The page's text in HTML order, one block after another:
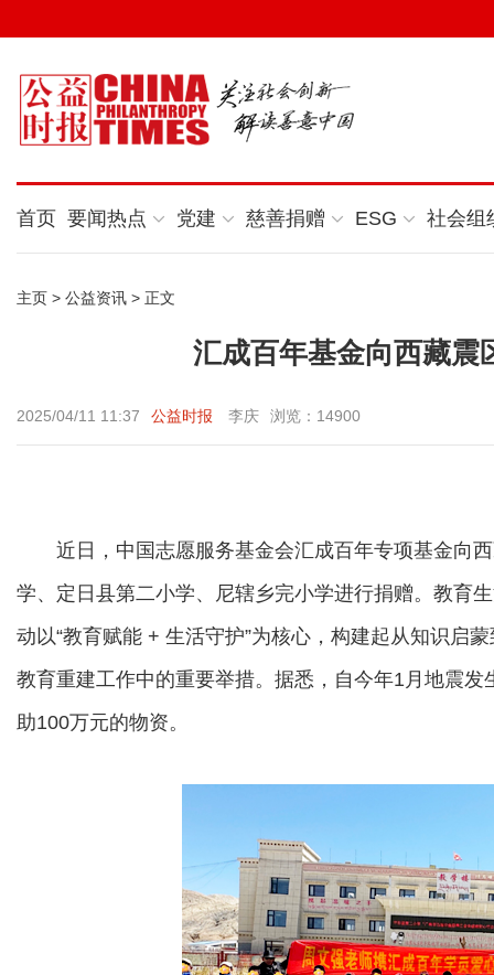
首页 要闻热点 党建 慈善捐赠 ESG 社会组
主页 > 公益资讯 > 正文
汇成百年基金向西藏震
2025/04/11 11:37 公益时报 李庆 浏览：14900
近日，中国志愿服务基金会汇成百年专项基金向
学、定日县第二小学、尼辖乡完小学进行捐赠。教育
动以“教育赋能 + 生活守护”为核心，构建起从知识启
教育重建工作中的重要举措。据悉，自今年1月地震
助100万元的物资。